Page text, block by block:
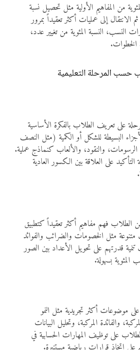
من المفاهيم الأولية مثل تحصيل نسبة
و25%)، ثم الانتقال إلى عمليات أكثر تعقيداً بمرور
النسب، النسبة المئوية من تغيير عدد،
حسب المرحلة التعليمية
على تعريف الطلاب بالفكرة الأساسية
البسيطة للشكل أو الكمية (مثل النصف
والنقود، والألعاب كنماذج عملية.
على العلاقة بين الكسور العادية
الطلاب فهم مفاهيم أكثر تعقيداً كتطبيق
متنوعة مثل الخصومات والضرائب والفوائد
قدرتهم على تحويل الأعداد بين الصور
المئوية بسهولة.
موضوعات أكثر تجريدية مثل النمو
والفائدة المركبة، وتحليل البيانات
على توظيف المهارات الحسابية في